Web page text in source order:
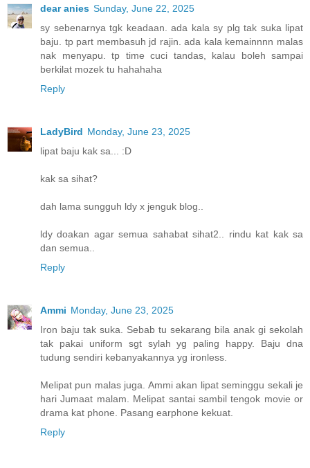
dear anies Sunday, June 22, 2025
sy sebenarnya tgk keadaan. ada kala sy plg tak suka lipat
baju. tp part membasuh jd rajin. ada kala kemainnnn malas
nak menyapu. tp time cuci tandas, kalau boleh sampai
berkilat mozek tu hahahaha
Reply
LadyBird Monday, June 23, 2025
lipat baju kak sa... :D
kak sa sihat?
dah lama sungguh ldy x jenguk blog..
ldy doakan agar semua sahabat sihat2.. rindu kat kak sa
dan semua..
Reply
Ammi Monday, June 23, 2025
Iron baju tak suka. Sebab tu sekarang bila anak gi sekolah
tak pakai uniform sgt sylah yg paling happy. Baju dna
tudung sendiri kebanyakannya yg ironless.
Melipat pun malas juga. Ammi akan lipat seminggu sekali je
hari Jumaat malam. Melipat santai sambil tengok movie or
drama kat phone. Pasang earphone kekuat.
Reply